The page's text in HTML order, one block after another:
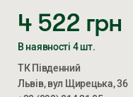
4 522 грн
В наявності 4 шт.
ТК Південний
Львів, вул Щирецька, 36